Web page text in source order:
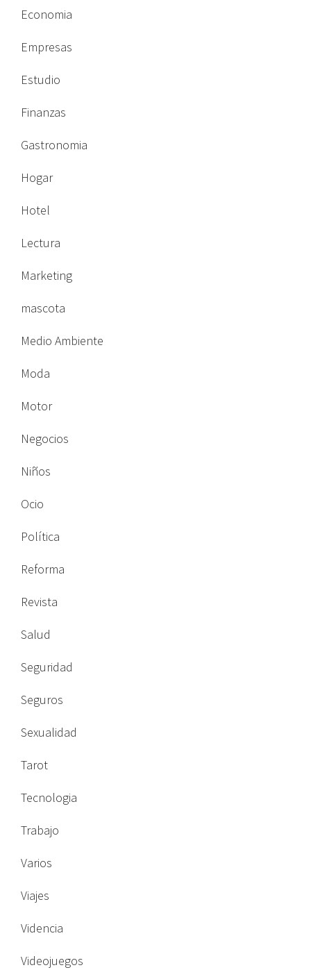
Economia
Empresas
Estudio
Finanzas
Gastronomia
Hogar
Hotel
Lectura
Marketing
mascota
Medio Ambiente
Moda
Motor
Negocios
Niños
Ocio
Política
Reforma
Revista
Salud
Seguridad
Seguros
Sexualidad
Tarot
Tecnologia
Trabajo
Varios
Viajes
Videncia
Videojuegos